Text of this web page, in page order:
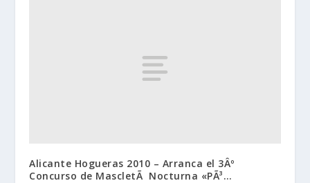
Alicante Hogueras 2010 – Arranca el 3Âº
Concurso de MascletÃ Nocturna «PÃ³…